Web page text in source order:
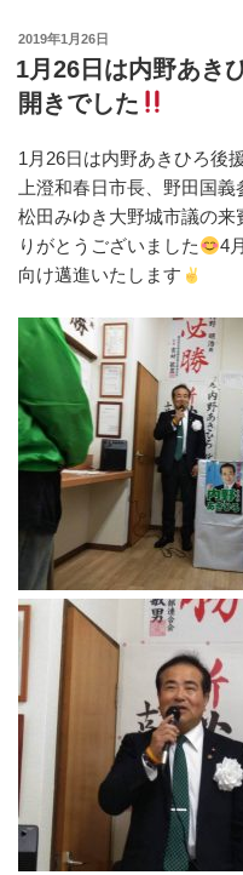
c
e
b
o
o
k
er n
a
投
稿
日:
2019年1月26日
1月26日は内野あき
開きでした
1月26日は内野あきひろ後
上澄和春日市長、野田国
松田みゆき大野城市議の
りがとうございました
4
向け邁進いたします